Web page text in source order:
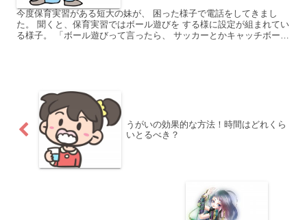
今度保育実習がある短大の妹が、 困った様子で電話をしてきまし
た。 聞くと、保育実習ではボール遊びを する様に設定が組まれてい
る様子。 「ボール遊びって言ったら、 サッカーとかキャッチボール
うがいの効果的な方法！時間はどれくら
いとるべき？